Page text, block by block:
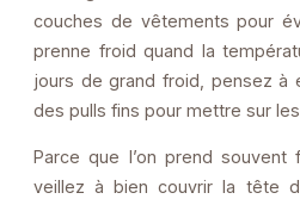
couches de vêtements pour
prenne froid quand la
jours de grand froid, pensez à
des pulls fins pour mettre sur
Parce que l’on prend souvent
veillez à bien couvrir la tête